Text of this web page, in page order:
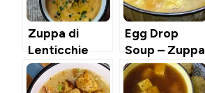
Zuppa di
Lenticchie
Rosse, Patate
Dolci & Cocco
Egg Drop
Soup – Zuppa
Cinese
all’Uovo